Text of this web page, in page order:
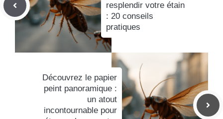
resplendir votre étain
: 20 conseils
pratiques
Découvrez le papier
peint panoramique :
un atout
incontournable pour